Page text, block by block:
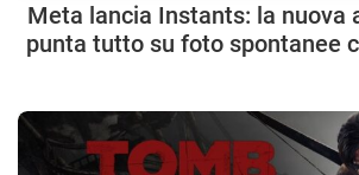
Meta lancia Instants: la nuova
punta tutto su foto spontanee